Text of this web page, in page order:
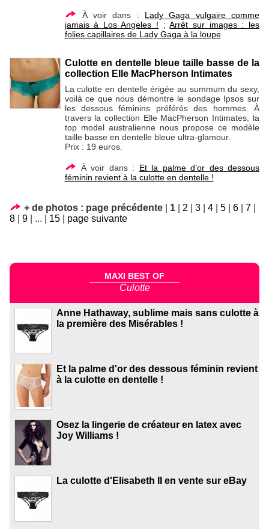
À voir dans : Lady Gaga vulgaire comme
jamais à Los Angeles ! ;Arrêt sur images : les
folies capillaires de Lady Gaga à la loupe
Culotte en dentelle bleue taille basse de la
collection Elle MacPherson Intimates
La culotte en dentelle érigée au summum du sexy,
voilà ce que nous démontre le sondage Ipsos sur
les dessous féminins préférés des hommes. À
travers la collection Elle MacPherson Intimates, la
top model australienne nous propose ce modèle
taille basse en dentelle bleue ultra-glamour.
Prix : 19 euros.
À voir dans : Et la palme d’or des dessous
féminin revient à la culotte en dentelle !
+ de photos : page précédente 1 2 3 4 5 6 7
8
9 ... 15 page suivante
MAXI BEST OF
Culotte
Anne Hathaway, sublime mais sans culotte à
la première des Misérables !
Et la palme d'or des dessous féminin revient
à la culotte en dentelle !
Osez la lingerie de créateur en latex avec
Joy Williams !
La culotte d'Elisabeth II en vente sur eBay